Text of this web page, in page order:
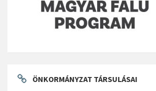
ÖNKORMÁNYZAT TÁRSULÁSAI